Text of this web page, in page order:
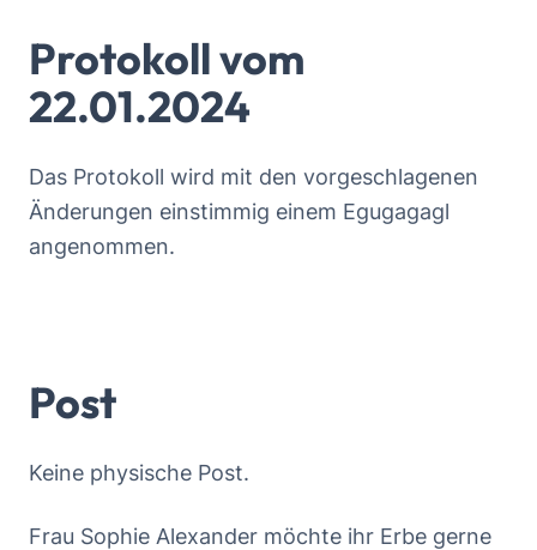
Protokoll vom
22.01.2024
Das Protokoll wird mit den vorgeschlagenen
Änderungen einstimmig einem Egugagagl
angenommen.
Post
Keine physische Post.
Frau Sophie Alexander möchte ihr Erbe gerne